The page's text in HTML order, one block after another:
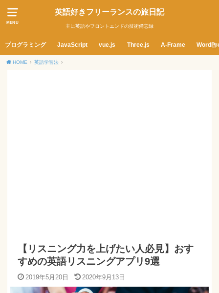
MENU
英語好きフリーランスの旅日記
主に英語やフロントエンドの技術備忘録
プログラミング JavaScript vue.js Three.js A-Frame
HOME 英語学習法
【リスニング力を上げたい人必見】おす
すめの英語リスニングアプリ9選
2019年5月20日 2020年9月13日